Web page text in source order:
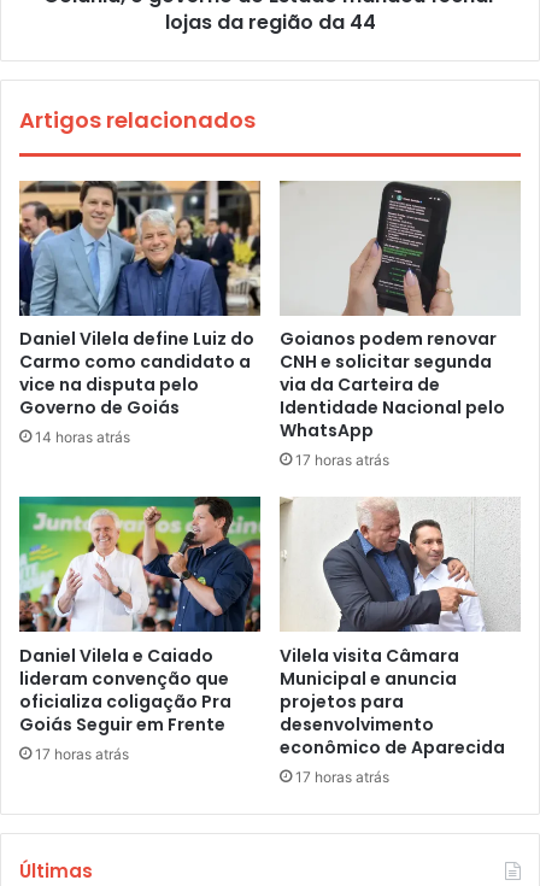
lojas da região da 44
Artigos relacionados
Daniel Vilela define Luiz do
Carmo como candidato a
vice na disputa pelo
Governo de Goiás
14 horas atrás
Goianos podem renovar
CNH e solicitar segunda
via da Carteira de
Identidade Nacional pelo
WhatsApp
17 horas atrás
Daniel Vilela e Caiado
lideram convenção que
oficializa coligação Pra
Goiás Seguir em Frente
17 horas atrás
Vilela visita Câmara
Municipal e anuncia
projetos para
desenvolvimento
econômico de Aparecida
17 horas atrás
Últimas